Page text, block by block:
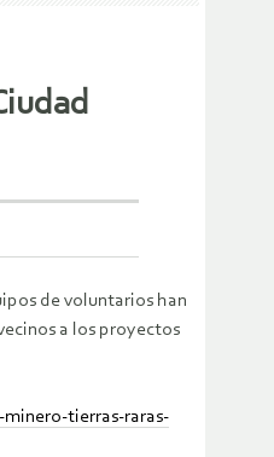
de voluntarios han
a los proyectos
tierras-raras-